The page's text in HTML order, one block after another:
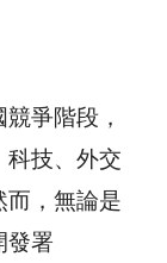
爭階段，
科技、外交
而，無論是
發署